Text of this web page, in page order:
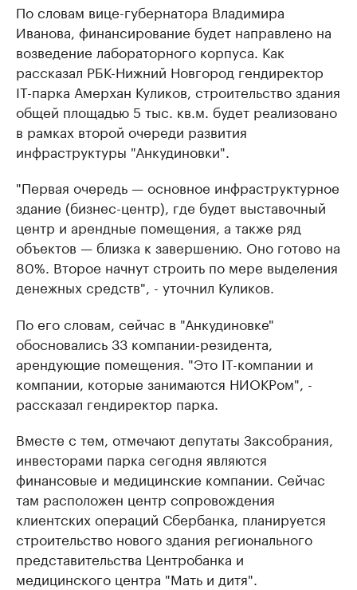
По словам вице-губернатора Владимира
Иванова, финансирование будет направлено на
возведение лабораторного корпуса. Как
рассказал РБК-Нижний Новгород гендиректор
IT-парка Амерхан Куликов, строительство здания
общей площадью 5 тыс. кв.м. будет реализовано
в рамках второй очереди развития
инфраструктуры "Анкудиновки".
"Первая очередь — основное инфраструктурное
здание (бизнес-центр), где будет выставочный
центр и арендные помещения, а также ряд
объектов — близка к завершению. Оно готово на
80%. Второе начнут строить по мере выделения
денежных средств", - уточнил Куликов.
По его словам, сейчас в "Анкудиновке"
обосновались 33 компании-резидента,
арендующие помещения. "Это IT-компании и
компании, которые занимаются НИОКРом", -
рассказал гендиректор парка.
Вместе с тем, отмечают депутаты Заксобрания,
инвесторами парка сегодня являются
финансовые и медицинские компании. Сейчас
там расположен центр сопровождения
клиентских операций Сбербанка, планируется
строительство нового здания регионального
представительства Центробанка и
медицинского центра "Мать и дитя".